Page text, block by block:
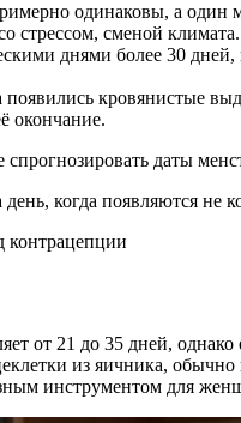
одинаковы, а
стрессом, сменой климата.
днями более 30 дней,
кровянистые
окончание.
даты
день, когда появляются
от 21 до 35 дней,
из яичника,
инструментом для